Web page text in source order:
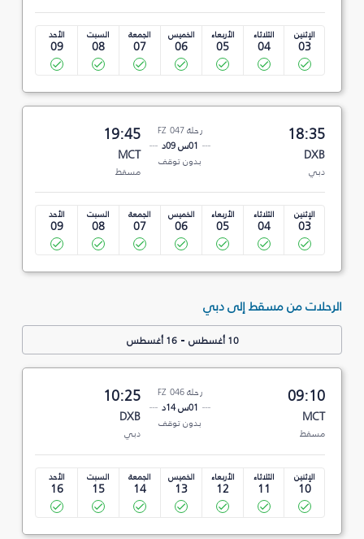
الإثنين
03
الثلاثاء
04
الأربعاء
05
الخميس
06
الجمعة
07
السبت
08
الأحد
09
18:35
DXB
دبي
رحلة FZ 047
01س 09د
بدون توقف
19:45
MCT
مسقط
الإثنين
03
الثلاثاء
04
الأربعاء
05
الخميس
06
الجمعة
07
السبت
08
الأحد
09
الرحلات من مسقط إلى دبي
10 أغسطس -16 أغسطس
09:10
MCT
مسقط
رحلة FZ 046
01س 14د
بدون توقف
10:25
DXB
دبي
الإثنين
10
الثلاثاء
11
الأربعاء
12
الخميس
13
الجمعة
14
السبت
15
الأحد
16